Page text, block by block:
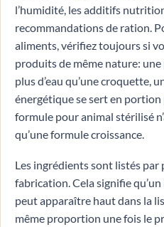
l’humidité, les additifs
recommandations de ration.
aliments, vérifiez toujours si
produits de même nature:
plus d’eau qu’une croquette,
énergétique se sert en
formule pour animal stérilisé
qu’une formule croissance.
Les ingrédients sont listés par
fabrication. Cela signifie
peut apparaître haut dans la
même proportion une fois le